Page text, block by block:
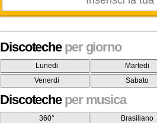
Discoteche per giorno
Lunedi Martedi
Venerdi
Sabato
Discoteche per musica
360° Brasiliano